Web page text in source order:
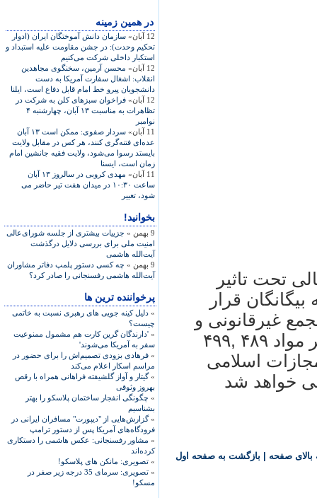
در همين زمينه
12 آبان»
سازمان دانش آموختگان ايران (ادوار
تحکيم وحدت): در جشن مقاومت عليه استبداد و
استکبار داخلی شرکت می‌کنيم
12 آبان»
محسن آرمين، سخنگوی مجاهدين
انقلاب: اشغال سفارت آمريکا به دست
دانشجويان پيرو خط امام قابل دفاع است، ايلنا
12 آبان»
فراخوان سبزهای کلن به شرکت در
تظاهرات به مناسبت ۱۳ آبان، چهارشنبه ۴
نوامبر
11 آبان»
سردار صفوی: ممکن است ۱۳ آبان
عده‌ای فتنه‌گری کنند، هر کس در مقابل ولايت
بايستد رسوا می‌شود، ولايت فقيه جانشين امام
زمان است، ايسنا
11 آبان»
مهدی کروبی در سالروز ۱۳ آبان
ساعت ۱۰:۳۰ در ميدان هفت تير حاضر می
شود، تغيير
بخوانید!
9 بهمن »
جزییات بیشتری از جلسه شورای‌عالی
امنیت ملی برای بررسی دلایل درگذشت
آیت‌الله هاشمی
9 بهمن »
چه کسی دستور پلمپ دفاتر مشاوران
آیت‌الله هاشمی رفسنجانی را صادر کرد؟
پرخواننده ترین ها
» دلیل کینه جویی های رهبری نسبت به خاتمی
چیست؟
» 'دارندگان گرین کارت هم مشمول ممنوعیت
سفر به آمریکا می‌شوند'
» فرهادی بزودی تصمیم‌اش را برای حضور در
مراسم اسکار اعلام می‌کند
»گیتار و آواز گلشیفته فراهانی همراه با رقص
بهروز وثوقی
» چگونگی انفجار ساختمان پلاسکو را بهتر
بشناسیم
»گزارش‌هایی از "دیپورت" مسافران ایرانی در
فرودگاه‌های آمریکا پس از دستور ترامپ
» مشاور رفسنجانی: عکس هاشمی را دستکاری
کرده‌اند
» تصویری: مانکن های پلاسکو!
»
تصویری: سرمای 35 درجه زیر صفر در
مسکو!
تحت تاثير
قرار
غيرقانونی و
ارتباط با رسانه های خارج از کشور برابر مواد ۴۸۹ ,۴۹۹
, ۶۱۰, ۶۹۸ قانون مجازات اسلامی
خواهد شد
صفحه بازگشت به صفحه اول